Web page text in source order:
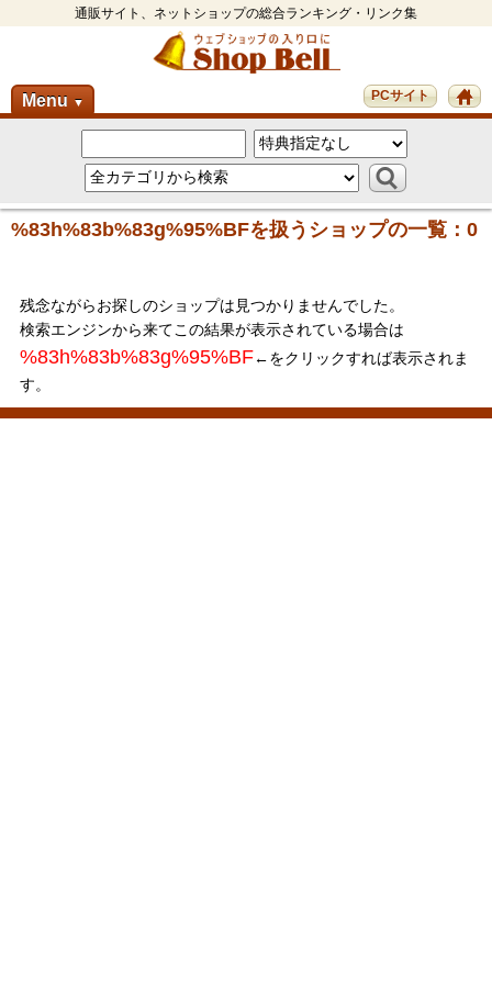
通販サイト、ネットショップの総合ランキング・リンク集
Menu ▼ PCサイト
%83h%83b%83g%95%BFを扱うショップの一覧：0
残念ながらお探しのショップは見つかりませんでした。
検索エンジンから来てこの結果が表示されている場合は
%83h%83b%83g%95%BF←をクリックすれば表示されま
す。